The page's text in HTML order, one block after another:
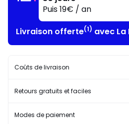
Puis 19€ / an
Livraison offerte(1) avec La
Coûts de livraison
Retours gratuits et faciles
Modes de paiement